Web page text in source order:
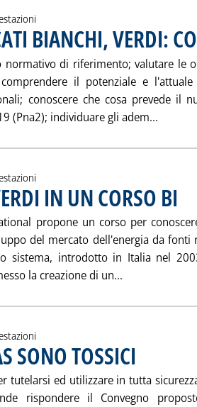
BIANCHI, VERDI:
di riferimento; valutare le
il potenziale e
conoscere che cosa prevede il
(Pna2); individuare gli adem...
IN UN CORSO BI
propone un corso per
del mercato dell'energia da fonti
sistema, introdotto in Italia nel
la creazione di un...
SONO TOSSICI
tutelarsi ed utilizzare in tutta
rispondere il Convegno